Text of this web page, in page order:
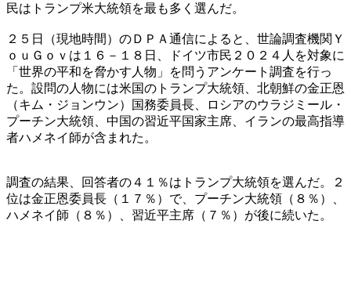
民はトランプ米大統領を最も多く選んだ。
２５日（現地時間）のＤＰＡ通信によると、世論調査機関Ｙ
ｏｕＧｏｖは１６－１８日、ドイツ市民２０２４人を対象に
「世界の平和を脅かす人物」を問うアンケート調査を行っ
た。設問の人物には米国のトランプ大統領、北朝鮮の金正恩
（キム・ジョンウン）国務委員長、ロシアのウラジミール・
プーチン大統領、中国の習近平国家主席、イランの最高指導
者ハメネイ師が含まれた。
調査の結果、回答者の４１％はトランプ大統領を選んだ。２
位は金正恩委員長（１７％）で、プーチン大統領（８％）、
ハメネイ師（８％）、習近平主席（７％）が後に続いた。